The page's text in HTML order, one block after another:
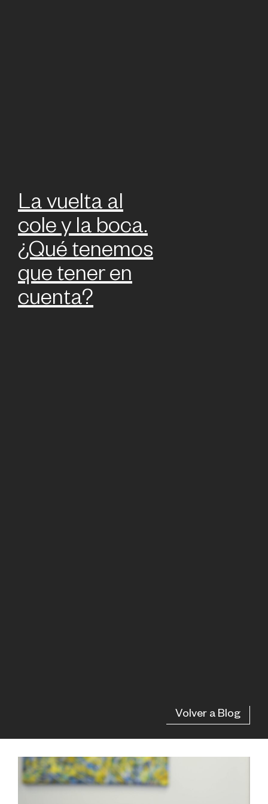
La vuelta al
cole y la boca.
¿Qué tenemos
que tener en
cuenta?
Volver a Blog